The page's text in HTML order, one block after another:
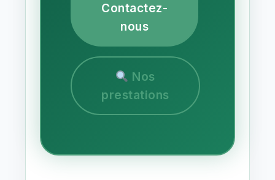
Contactez-
nous
Nos
prestations